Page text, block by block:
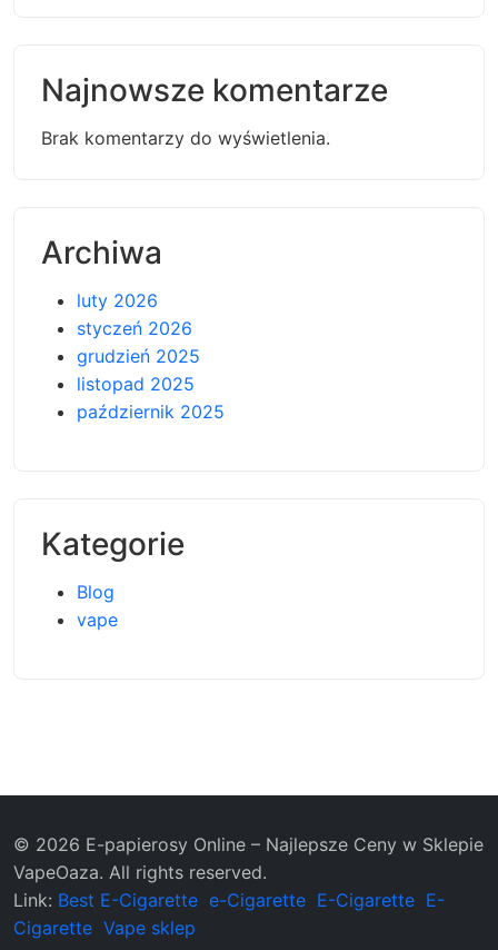
Najnowsze komentarze
Brak komentarzy do wyświetlenia.
Archiwa
luty 2026
styczeń 2026
grudzień 2025
listopad 2025
październik 2025
Kategorie
Blog
vape
© 2026 E-papierosy Online – Najlepsze Ceny w Sklepie
VapeOaza. All rights reserved.
Link: Best E-Cigarette e-Cigarette E-Cigarette E-
Cigarette Vape sklep